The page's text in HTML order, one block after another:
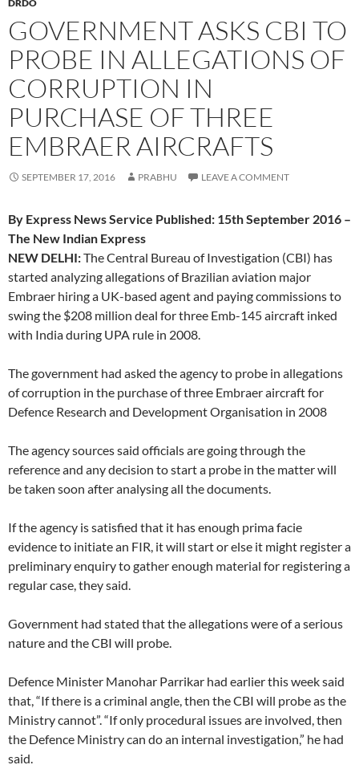
DRDO
GOVERNMENT ASKS CBI TO
PROBE IN ALLEGATIONS OF
CORRUPTION IN
PURCHASE OF THREE
EMBRAER AIRCRAFTS
SEPTEMBER 17, 2016 PRABHU LEAVE A COMMENT
By Express News Service Published: 15th September 2016 –
The New Indian Express
NEW DELHI:The Central Bureau of Investigation (CBI) has
started analyzing allegations of Brazilian aviation major
Embraer hiring a UK-based agent and paying commissions to
swing the $208 million deal for three Emb-145 aircraft inked
with India during UPA rule in 2008.
The government had asked the agency to probe in allegations
of corruption in the purchase of three Embraer aircraft for
Defence Research and Development Organisation in 2008
The agency sources said officials are going through the
reference and any decision to start a probe in the matter will
be taken soon after analysing all the documents.
If the agency is satisfied that it has enough prima facie
evidence to initiate an FIR, it will start or else it might register a
preliminary enquiry to gather enough material for registering a
regular case, they said.
Government had stated that the allegations were of a serious
nature and the CBI will probe.
Defence Minister Manohar Parrikar had earlier this week said
that, “If there is a criminal angle, then the CBI will probe as the
Ministry cannot”. “If only procedural issues are involved, then
the Defence Ministry can do an internal investigation,” he had
said.